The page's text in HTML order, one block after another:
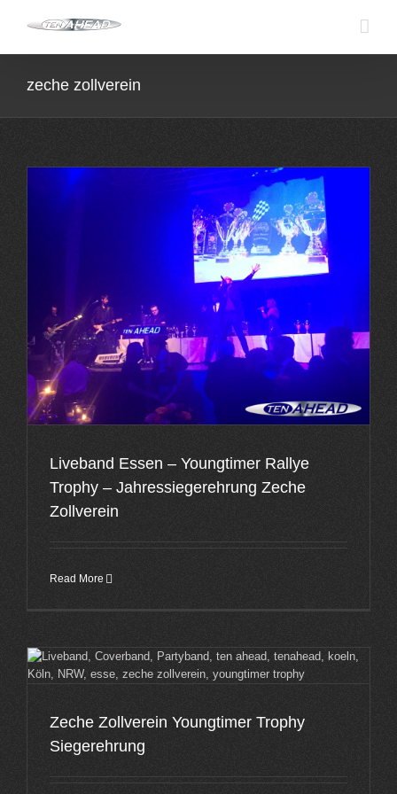
zeche zollverein
Liveband Essen – Youngtimer Rallye
Trophy – Jahressiegerehrung Zeche
Zollverein
Read More
Zeche Zollverein Youngtimer Trophy
Siegerehrung